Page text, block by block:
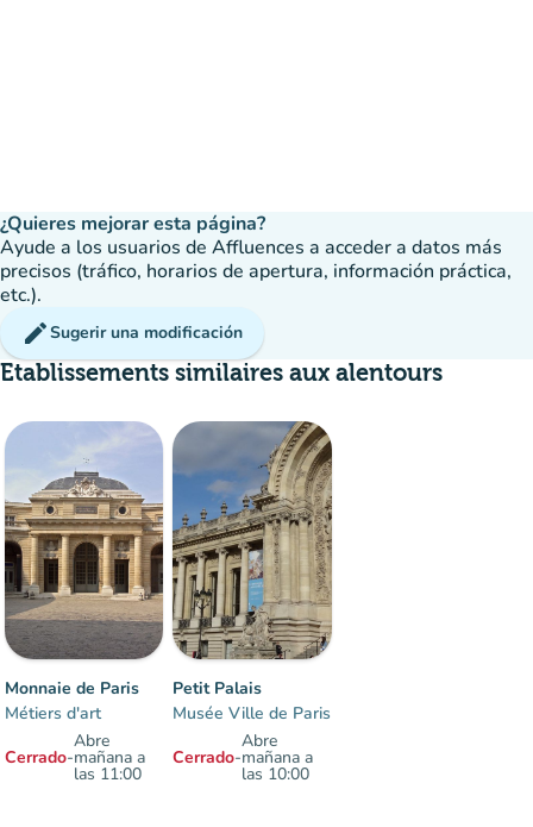
¿Quieres mejorar esta página?
Ayude a los usuarios de Affluences a acceder a datos más
precisos (tráfico, horarios de apertura, información práctica,
etc.).
editSugerir una modificación
Etablissements similaires aux alentours
Monnaie de Paris
Métiers d'art
Cerrado-
Abre
mañana a
las 11:00
Petit Palais
Musée Ville de Paris
Cerrado-
Abre
mañana a
las 10:00